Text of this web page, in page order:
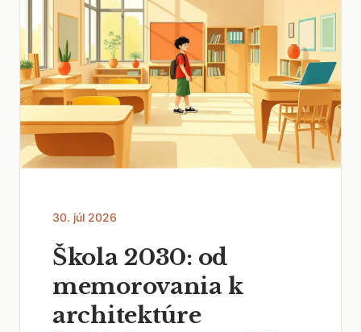
30. júl 2026
Škola 2030: od
memorovania k
architektúre